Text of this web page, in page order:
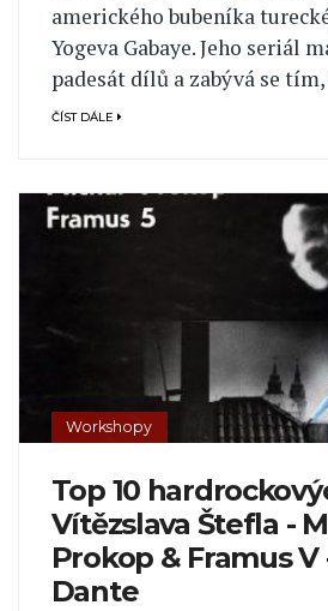
amerického bubeníka
Yogeva Gabaye. Jeho seriál
padesát dílů a zabývá se tím,
ČÍST DÁLE
Workshopy
Top 10
Vítězslava Štefla -
Prokop & Framus
Dante